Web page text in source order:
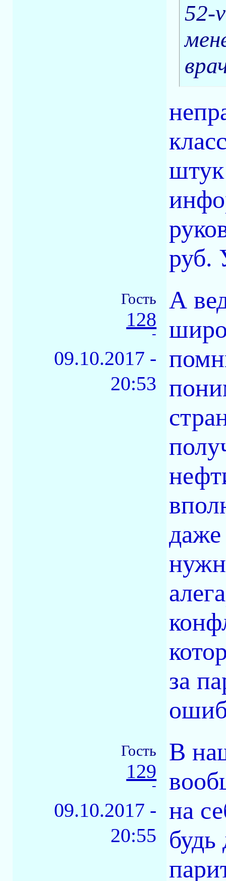
52-
руб.
Гость
128
-
09.10.2017 -
20:53
А
за
Гость
129
-
09.10.2017 -
20:55
В
на
будь